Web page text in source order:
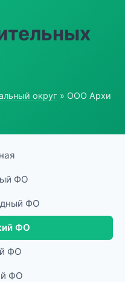
округ » ООО Архи
ФО
ФО
ФО
ФО
ФО